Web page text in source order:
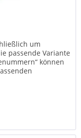
um
passende Variante
können